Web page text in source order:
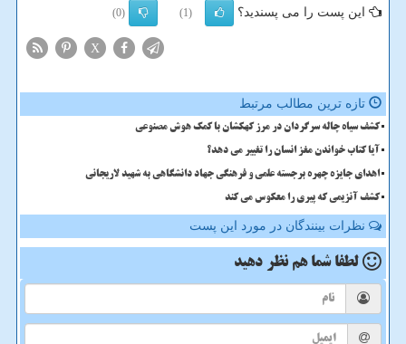
این پست را می پسندید؟ (1)
(0)
X
تازه ترین مطالب مرتبط
کشف سیاه چاله سرگردان در مرز کهکشان با کمک هوش مصنوعی
آیا کتاب خواندن مغز انسان را تغییر می دهد؟
اهدای جایزه چهره برجسته علمی و فرهنگی جهاد دانشگاهی به شهید لاریجانی
کشف آنزیمی که پیری را معکوس می کند
نظرات بینندگان در مورد این پست
لطفا شما هم نظر دهید